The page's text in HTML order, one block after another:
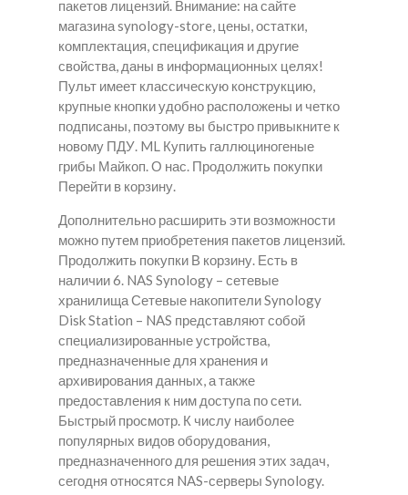
пакетов лицензий. Внимание: на сайте
магазина synology-store, цены, остатки,
комплектация, спецификация и другие
свойства, даны в информационных целях!
Пульт имеет классическую конструкцию,
крупные кнопки удобно расположены и четко
подписаны, поэтому вы быстро привыкните к
новому ПДУ. ML Купить галлюциногеные
грибы Майкоп. О нас. Продолжить покупки
Перейти в корзину.
Дополнительно расширить эти возможности
можно путем приобретения пакетов лицензий.
Продолжить покупки В корзину. Есть в
наличии 6. NAS Synology – сетевые
хранилища Сетевые накопители Synology
Disk Station – NAS представляют собой
специализированные устройства,
предназначенные для хранения и
архивирования данных, а также
предоставления к ним доступа по сети.
Быстрый просмотр. К числу наиболее
популярных видов оборудования,
предназначенного для решения этих задач,
сегодня относятся NAS-серверы Synology.